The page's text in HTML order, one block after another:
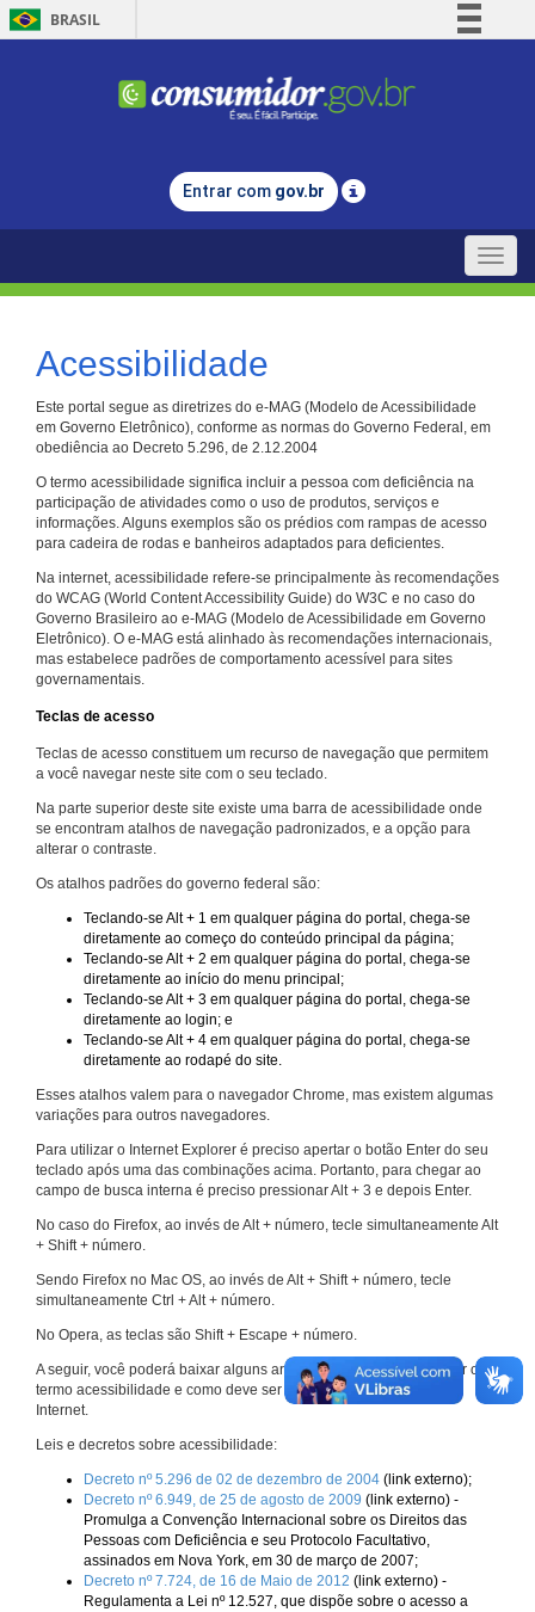
BRASIL
Comunica BR
Legislação
Entrar com gov.br
Toggle
Acessibilidade
Este portal segue as diretrizes do e-MAG (Modelo de Acessibilidade
em Governo Eletrônico), conforme as normas do Governo Federal, em
obediência ao Decreto 5.296, de 2.12.2004
O termo acessibilidade significa incluir a pessoa com deficiência na
participação de atividades como o uso de produtos, serviços e
informações. Alguns exemplos são os prédios com rampas de acesso
para cadeira de rodas e banheiros adaptados para deficientes.
Na internet, acessibilidade refere-se principalmente às recomendações
do WCAG (World Content Accessibility Guide) do W3C e no caso do
Governo Brasileiro ao e-MAG (Modelo de Acessibilidade em Governo
Eletrônico). O e-MAG está alinhado às recomendações internacionais,
mas estabelece padrões de comportamento acessível para sites
governamentais.
Teclas de acesso
Teclas de acesso constituem um recurso de navegação que permitem
a você navegar neste site com o seu teclado.
Na parte superior deste site existe uma barra de acessibilidade onde
se encontram atalhos de navegação padronizados, e a opção para
alterar o contraste.
Os atalhos padrões do governo federal são:
Teclando-se Alt + 1 em qualquer página do portal, chega-se
diretamente ao começo do conteúdo principal da página;
Teclando-se Alt + 2 em qualquer página do portal, chega-se
diretamente ao início do menu principal;
Teclando-se Alt + 3 em qualquer página do portal, chega-se
diretamente ao login; e
Teclando-se Alt + 4 em qualquer página do portal, chega-se
diretamente ao rodapé do site.
Esses atalhos valem para o navegador Chrome, mas existem algumas
variações para outros navegadores.
Para utilizar o Internet Explorer é preciso apertar o botão Enter do seu
teclado após uma das combinações acima. Portanto, para chegar ao
campo de busca interna é preciso pressionar Alt + 3 e depois Enter.
No caso do Firefox, ao invés de Alt + número, tecle simultaneamente Alt
+ Shift + número.
Sendo Firefox no Mac OS, ao invés de Alt + Shift + número, tecle
simultaneamente Ctrl + Alt + número.
No Opera, as teclas são Shift + Escape + número.
A seguir, você poderá baixar alguns arquivos que explicam melhor o
termo acessibilidade e como deve ser implementado nos sites da
Internet.
Leis e decretos sobre acessibilidade:
Decreto nº 5.296 de 02 de dezembro de 2004 (link externo);
Decreto nº 6.949, de 25 de agosto de 2009 (link externo) -
Promulga a Convenção Internacional sobre os Direitos das
Pessoas com Deficiência e seu Protocolo Facultativo,
assinados em Nova York, em 30 de março de 2007;
Decreto nº 7.724, de 16 de Maio de 2012 (link externo) -
Regulamenta a Lei nº 12.527, que dispõe sobre o acesso a